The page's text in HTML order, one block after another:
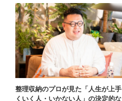
整理収納のプロが見た「人生が上手
くいく人・いかない人」の決定的な